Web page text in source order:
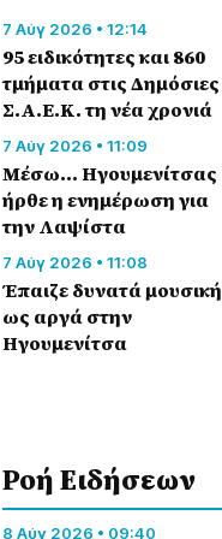
7 Αύγ 2026 • 12:14
95 ειδικότητες και 860
τμήματα στις Δημόσιες
Σ.Α.Ε.Κ. τη νέα χρονιά
7 Αύγ 2026 • 11:09
Μέσω… Ηγουμενίτσας
ήρθε η ενημέρωση για
την Λαψίστα
7 Αύγ 2026 • 11:08
Έπαιζε δυνατά μουσική
ως αργά στην
Ηγουμενίτσα
Ροή Eιδήσεων
8 Αύγ 2026 • 09:40